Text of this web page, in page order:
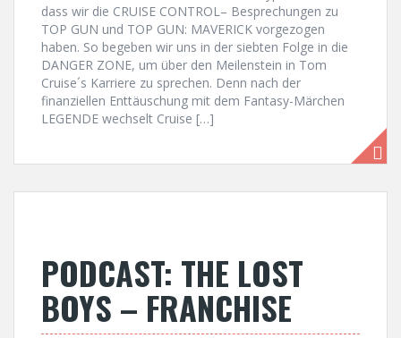
dass wir die CRUISE CONTROL– Besprechungen zu
TOP GUN und TOP GUN: MAVERICK vorgezogen
haben. So begeben wir uns in der siebten Folge in die
DANGER ZONE, um über den Meilenstein in Tom
Cruise´s Karriere zu sprechen. Denn nach der
finanziellen Enttäuschung mit dem Fantasy-Märchen
LEGENDE wechselt Cruise […]
PODCAST: THE LOST
BOYS – FRANCHISE